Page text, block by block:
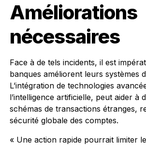
Améliorations
nécessaires
Face à de tels incidents, il est
banques améliorent leurs systèmes
L’intégration de technologies
l’intelligence artificielle, peut aider à
schémas de transactions étranges,
sécurité globale des comptes.
« Une action rapide pourrait limiter